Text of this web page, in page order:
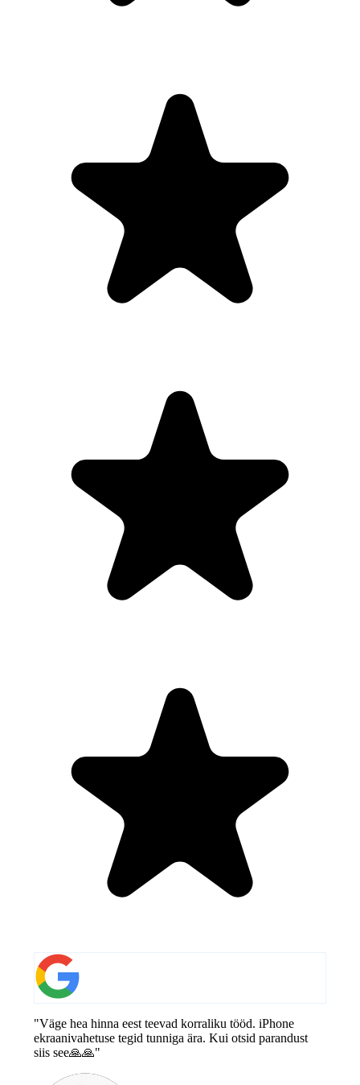
"Väge hea hinna eest teevad korraliku tööd. iPhone
ekraanivahetuse tegid tunniga ära. Kui otsid parandust
siis see🙏🙏"